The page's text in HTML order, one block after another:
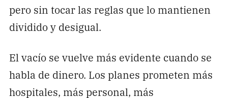
pero sin tocar las reglas que lo mantienen
dividido y desigual.
El vacío se vuelve más evidente cuando se
habla de dinero. Los planes prometen más
hospitales, más personal, más